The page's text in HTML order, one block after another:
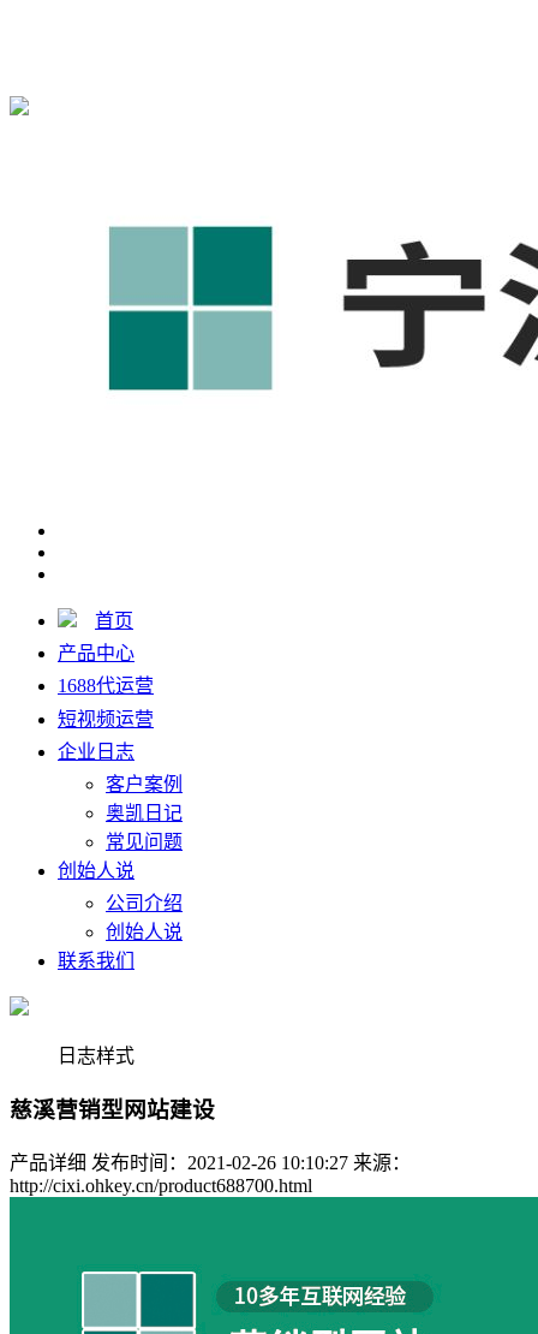
首页
产品中心
1688代运营
短视频运营
企业日志
客户案例
奥凯日记
常见问题
创始人说
公司介绍
创始人说
联系我们
日志样式
慈溪营销型网站建设
产品详细 发布时间：2021-02-26 10:10:27 来源：
http://cixi.ohkey.cn/product688700.html